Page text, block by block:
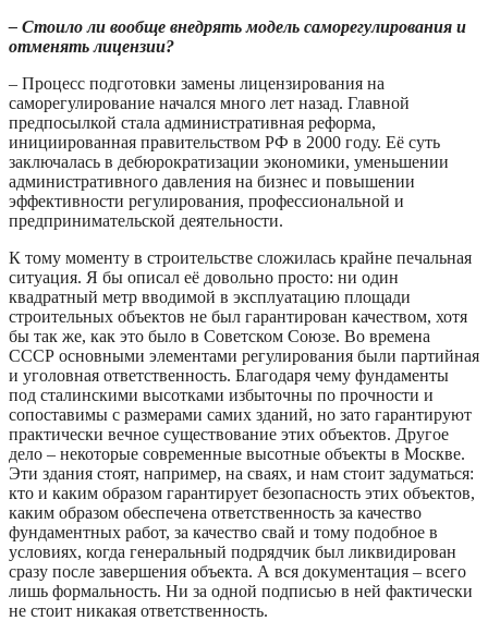
– Стоило ли вообще внедрять модель саморегулирования и
отменять лицензии?
– Процесс подготовки замены лицензирования на
саморегулирование начался много лет назад. Главной
предпосылкой стала административная реформа,
инициированная правительством РФ в 2000 году. Её суть
заключалась в дебюрократизации экономики, уменьшении
административного давления на бизнес и повышении
эффективности регулирования, профессиональной и
предпринимательской деятельности.
К тому моменту в строительстве сложилась крайне печальная
ситуация. Я бы описал её довольно просто: ни один
квадратный метр вводимой в эксплуатацию площади
строительных объектов не был гарантирован качеством, хотя
бы так же, как это было в Советском Союзе. Во времена
СССР основными элементами регулирования были партийная
и уголовная ответственность. Благодаря чему фундаменты
под сталинскими высотками избыточны по прочности и
сопоставимы с размерами самих зданий, но зато гарантируют
практически вечное существование этих объектов. Другое
дело – некоторые современные высотные объекты в Москве.
Эти здания стоят, например, на сваях, и нам стоит задуматься:
кто и каким образом гарантирует безопасность этих объектов,
каким образом обеспечена ответственность за качество
фундаментных работ, за качество свай и тому подобное в
условиях, когда генеральный подрядчик был ликвидирован
сразу после завершения объекта. А вся документация – всего
лишь формальность. Ни за одной подписью в ней фактически
не стоит никакая ответственность.